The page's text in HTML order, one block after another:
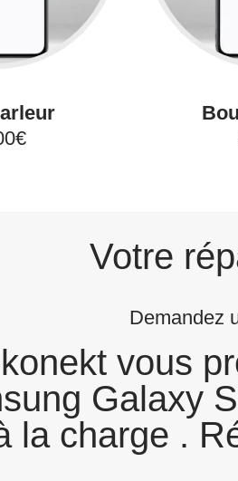
Votre
Demandez
vous
Galaxy
la charge .